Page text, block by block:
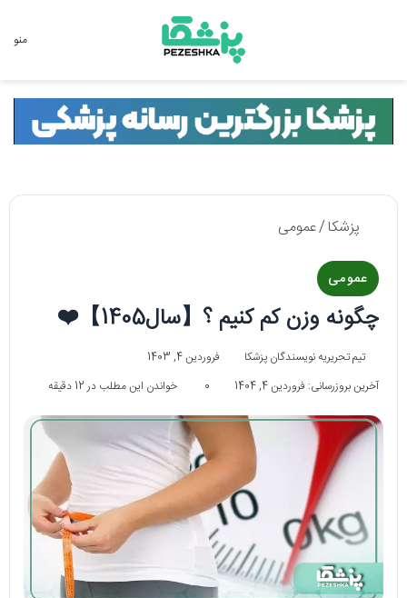
منو
پزشکا/عمومی
عمومی
چگونه وزن کم کنیم ؟【سال1405】❤️
تیم تحریریه نویسندگان پزشکا
فروردین 4, 1403
آخرین بروزرسانی: فروردین 4, 1404
0 خواندن این مطلب در 12 دقیقه